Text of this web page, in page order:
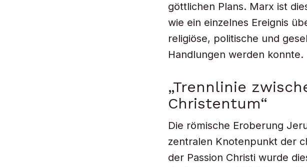
göttlichen Plans. Marx ist
wie ein einzelnes Ereignis
religiöse, politische und
Handlungen werden konnte.
„Trennlinie
Christentum“
Die römische Eroberung
zentralen Knotenpunkt der
der Passion Christi wurde